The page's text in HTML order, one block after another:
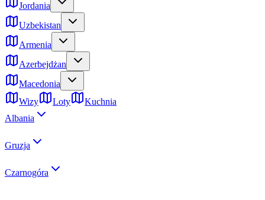
Jordania
Uzbekistan
Armenia
Azerbejdżan
Macedonia
Wizy
Loty
Kuchnia
Albania
Gruzja
Czarnogóra